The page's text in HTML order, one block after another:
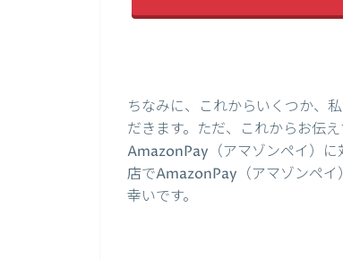
ちなみに、これからいくつか、
だきます。ただ、これからお伝
AmazonPay（アマゾンペイ）
店でAmazonPay（アマゾンペイ
幸いです。